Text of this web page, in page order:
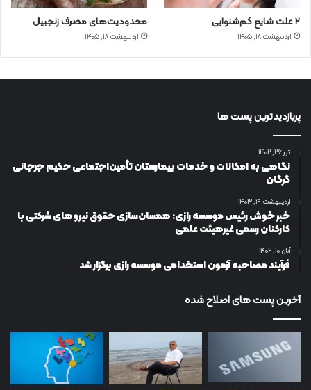
۲ علت شایع‌ کم‌شنوایی
اردیبهشت ۱۸, ۱۴۰۵
محدودیت‌های مصرف زنجبیل
اردیبهشت ۱۸, ۱۴۰۵
پربازدیدترین پست ها
تیر ۲۶, ۱۴۰۲
نگاهی به امکانات و خدمات بیمارستان تأمین‌اجتماعی حکیم جرجانی
گرگان
اردیبهشت ۱۹, ۱۴۰۳
خبر خوش رئیس موسسه رازی: همسان‌سازی حقوق نیروهای شرکتی با
کارکنان رسمی غیرهیئت علمی
آبان ۱۰, ۱۴۰۲
فرآیند مصاحبه آزمون استخدامی موسسه رازی برگزار شد
آخرین پست های اصلاح شده